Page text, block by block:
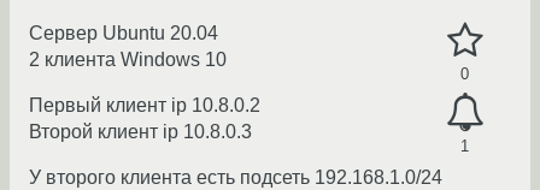
0
1
Сервер Ubuntu 20.04
2 клиента Windows 10
Первый клиент ip 10.8.0.2
Второй клиент ip 10.8.0.3
У второго клиента есть подсеть 192.168.1.0/24